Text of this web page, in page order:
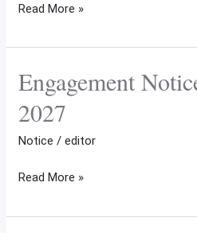
প্রতিযোগিতা
হবে।
Read More »
Engagement
2027
Notice /editor
Engagement
Notice
for
Census-
Read More »